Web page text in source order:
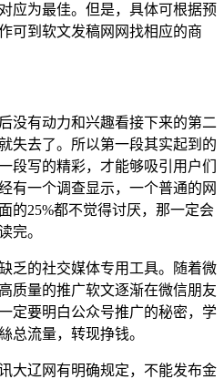
应为最佳。但是，具体可根据预
可到软文发稿网网找相应的商
没有动力和兴趣看接下来的第二
失去了。所以第一段其实起到的
段写的精彩，才能够吸引用户们
有一个调查显示，一个普通的网
的25%都不觉得讨厌，那一定会
完。
乏的社交媒体专用工具。随着微
质量的推广软文逐渐在微信朋友
定要明白公众号推广的秘密，学
总流量，转现挣钱。
大辽网有明确规定，不能发布金